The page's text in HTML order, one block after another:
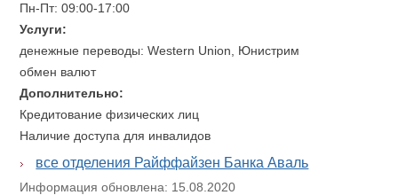
Пн-Пт: 09:00-17:00
Услуги:
денежные переводы: Western Union, Юнистрим
обмен валют
Дополнительно:
Кредитование физических лиц
Наличие доступа для инвалидов
все отделения Райффайзен Банка Аваль
Информация обновлена: 15.08.2020